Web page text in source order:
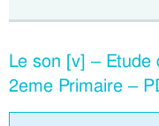
Le son [v] –
2eme Primaire –